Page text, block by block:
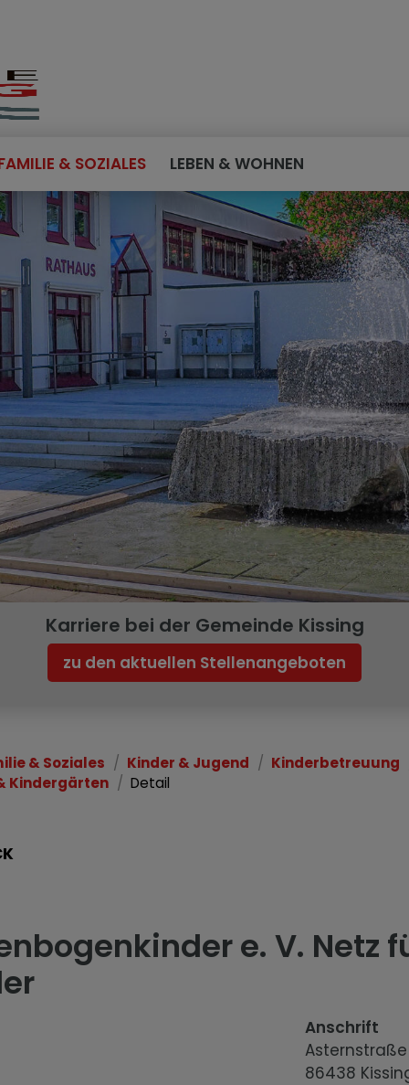
& SOZIALES LEBEN & WOHNEN
Karriere bei der Gemeinde Kissing
zu den aktuellen Stellenangeboten
& Soziales Kinder & Jugend
Kinderbetreuung
Kindergärten
Detail
e. V. Netz
Anschrift
86438